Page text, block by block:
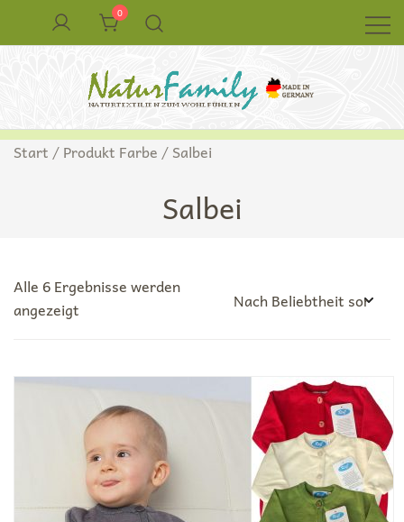
0
NaturFamily Shop – Naturtextilien für
Babys, Kinder und ganze Familie
Naturkleidung aus Wolle und Seide
Start / Produkt Farbe / Salbei
Salbei
Alle 6 Ergebnisse werden
angezeigt